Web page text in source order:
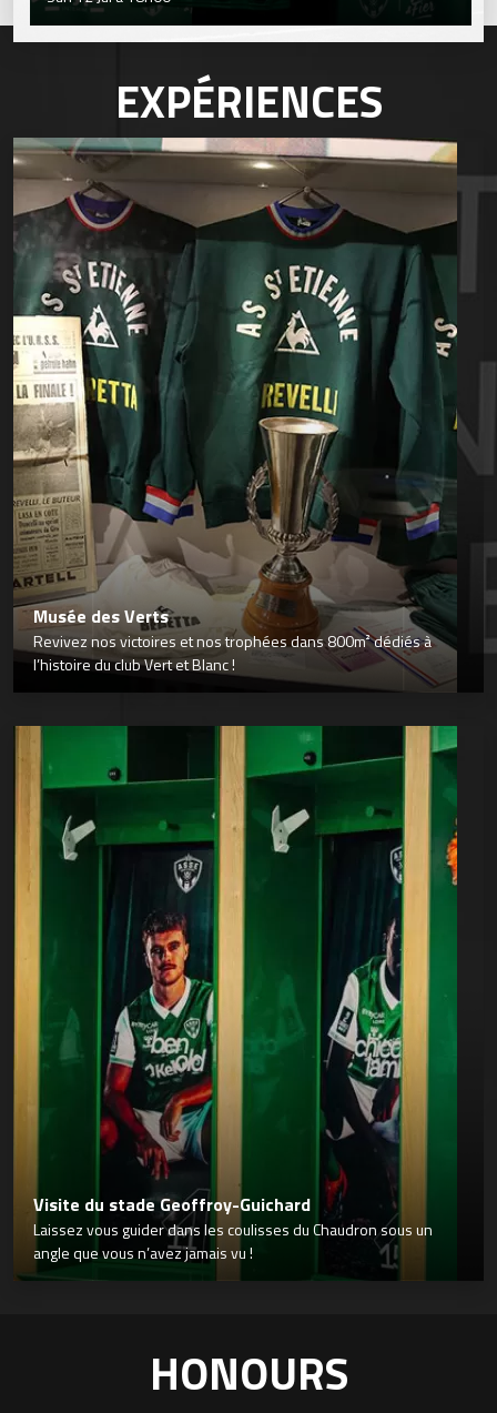
EXPÉRIENCES
Musée des Verts
Revivez nos victoires et nos trophées dans 800m² dédiés à
l’histoire du club Vert et Blanc !
Visite du stade Geoffroy-Guichard
Laissez vous guider dans les coulisses du Chaudron sous un
angle que vous n’avez jamais vu !
HONOURS